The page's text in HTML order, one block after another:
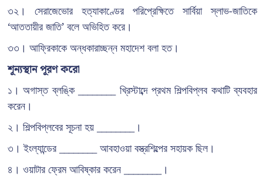
৩২। সেরাজেভোর হত্যাকাণ্ডের পরিপ্রেক্ষিতে সার্বিয়া স্লাভ-জাতিকে
‘আততায়ীর জাতি’ বলে অভিহিত করে।
৩৩। আফ্রিকাকে অন্ধকারাচ্ছন্ন মহাদেশ বলা হত।
শূন্যস্থান পূরণ করো
১। অগাস্ত ব্লঙ্কি ________ খ্রিস্টাব্দে প্রথম শিল্পবিপ্লব কথাটি ব্যবহার
করেন।
২। শিল্পবিপ্লবের সূচনা হয় ________।
৩। ইংল্যান্ডের ________ আবহাওয়া বস্ত্রশিল্পের সহায়ক ছিল।
৪। ওয়াটার ফ্রেম আবিষ্কার করেন ________।